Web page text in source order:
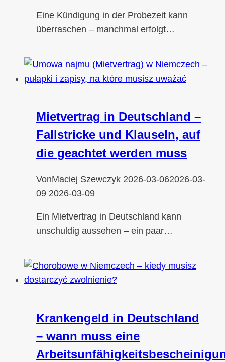
Eine Kündigung in der Probezeit kann
überraschen – manchmal erfolgt…
Mietvertrag in Deutschland –
Fallstricke und Klauseln, auf
die geachtet werden muss
VonMaciej Szewczyk 2026-03-062026-03-
09 2026-03-09
Ein Mietvertrag in Deutschland kann
unschuldig aussehen – ein paar…
Krankengeld in Deutschland
– wann muss eine